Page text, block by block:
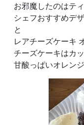
お邪魔したのはテ
シェフおすすめデ
と
レアチーズケーキ
チーズケーキはカ
甘酸っぱいオレン